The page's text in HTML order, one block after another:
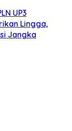
UP3
Lingga,
Jangka